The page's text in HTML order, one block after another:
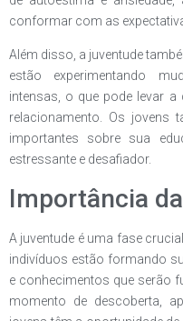
conformar com as
Além disso, a juventude
estão experimentando
intensas, o que pode levar
relacionamento. Os jovens
importantes sobre sua
estressante e desafiador.
Importância
A juventude é uma fase
indivíduos estão formando
e conhecimentos que serão
momento de descoberta,